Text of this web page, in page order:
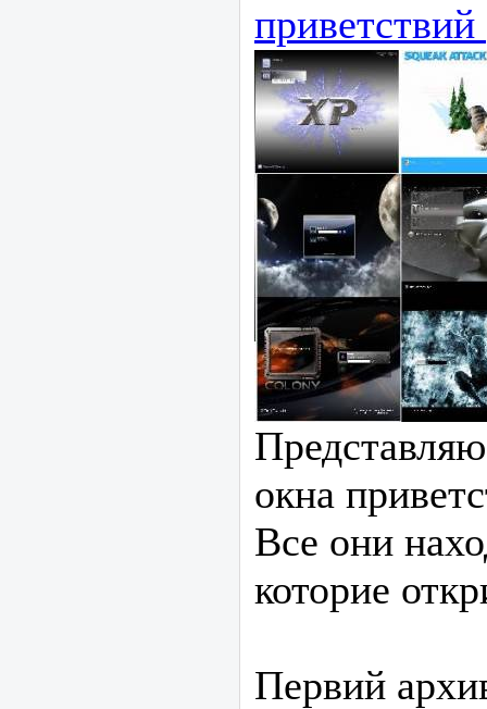
окна
Все они
которие
Первий